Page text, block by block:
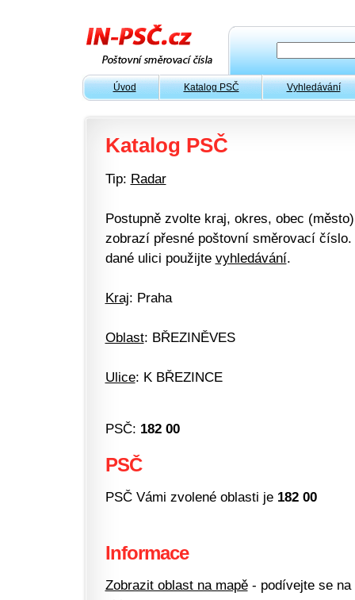
Úvod Katalog PSČ Vyhledávání
Katalog PSČ
Tip: Radar
Postupně zvolte kraj, okres, obec
zobrazí přesné poštovní směrovací
dané ulici použijte vyhledávání.
Kraj: Praha
Oblast: BŘEZINĚVES
Ulice: K BŘEZINCE
PSČ: 182 00
PSČ
PSČ Vámi zvolené oblasti je 182 00
Informace
Zobrazit oblast na mapě- podívejte se na